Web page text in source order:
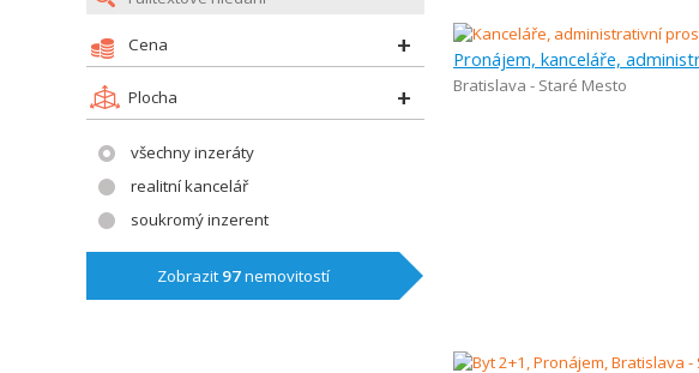
Cena
Plocha
všechny inzeráty
realitní kancelář
soukromý inzerent
Zobrazit 97nemovitostí
Bratislava - Staré Mesto